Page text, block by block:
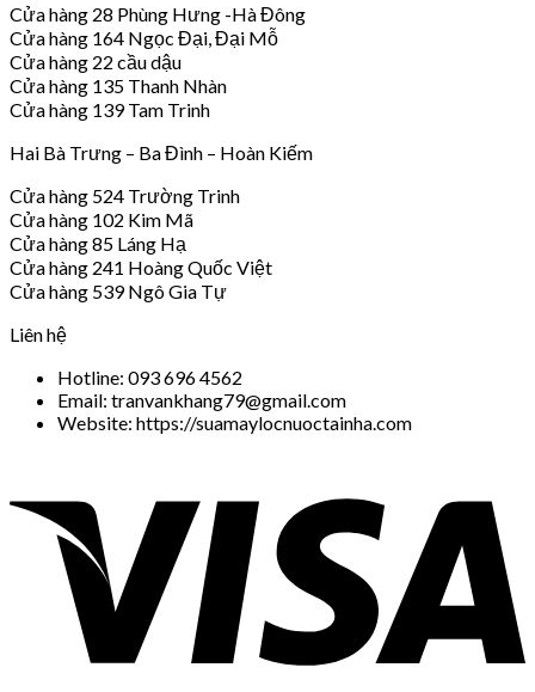
Cửa hàng 28 Phùng Hưng -Hà Đông
Cửa hàng 164 Ngọc Đại, Đại Mỗ
Cửa hàng 22 cầu dậu
Cửa hàng 135 Thanh Nhàn
Cửa hàng 139 Tam Trinh
Hai Bà Trưng – Ba Đình – Hoàn Kiếm
Cửa hàng 524 Trường Trinh
Cửa hàng 102 Kim Mã
Cửa hàng 85 Láng Hạ
Cửa hàng 241 Hoàng Quốc Việt
Cửa hàng 539 Ngô Gia Tự
Liên hệ
Hotline: 093 696 4562
Email: tranvankhang79@gmail.com
Website: https://suamaylocnuoctainha.com